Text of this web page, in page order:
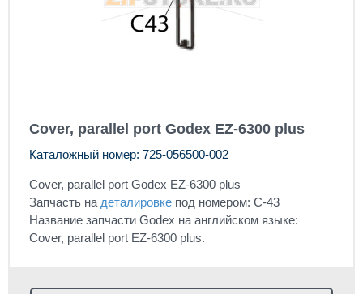
Cover, parallel port Godex EZ-6300 plus
Каталожный номер: 725-056500-002
Cover, parallel port Godex EZ-6300 plus
Запчасть на деталировке под номером: C-43
Название запчасти Godex на английском языке:
Cover, parallel port EZ-6300 plus.